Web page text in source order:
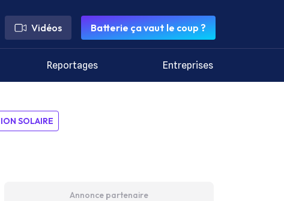
Vidéos Batterie ça vaut le coup ?
Reportages Entreprises
SOLAIRE
Annonce partenaire